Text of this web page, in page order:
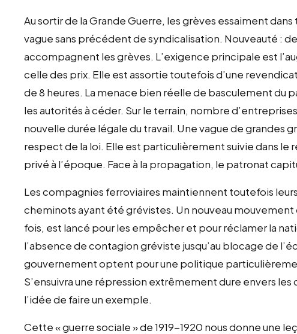
Au sortir de la Grande Guerre, les grèves essaiment
vague sans précédent de syndicalisation. Nouveauté :
accompagnent les grèves. L’exigence principale est
celle des prix. Elle est assortie toutefois d’une
de 8 heures. La menace bien réelle de basculement du
les autorités à céder. Sur le terrain, nombre
nouvelle durée légale du travail. Une vague de grandes
respect de la loi. Elle est particulièrement suivie dans le
privé à l’époque. Face à la propagation, le patronat
Les compagnies ferroviaires maintiennent toutefois
cheminots ayant été grévistes. Un nouveau
fois, est lancé pour les empêcher et pour réclamer la
l’absence de contagion gréviste jusqu’au blocage de
gouvernement optent pour une politique
S’ensuivra une répression extrêmement dure envers
l’idée de faire un exemple.
Cette « guerre sociale » de 1919-1920 nous donne une